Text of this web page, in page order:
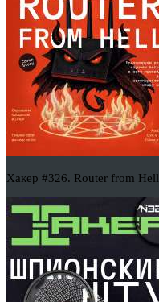
Хакер #326. Router from Hell